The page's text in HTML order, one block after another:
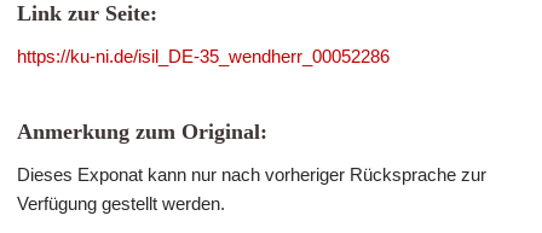
Link zur Seite:
https://ku-ni.de/isil_DE-35_wendherr_00052286
Anmerkung zum Original:
Dieses Exponat kann nur nach vorheriger Rücksprache zur
Verfügung gestellt werden.